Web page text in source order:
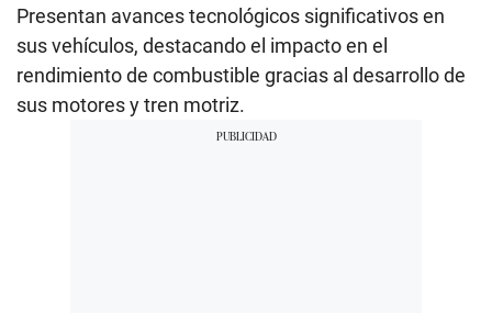
Presentan avances tecnológicos significativos en
sus vehículos, destacando el impacto en el
rendimiento de combustible gracias al desarrollo de
sus motores y tren motriz.